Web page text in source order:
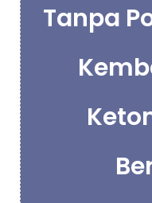
Tanpa